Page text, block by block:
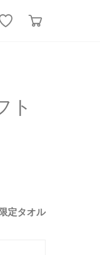
定タオル
ト